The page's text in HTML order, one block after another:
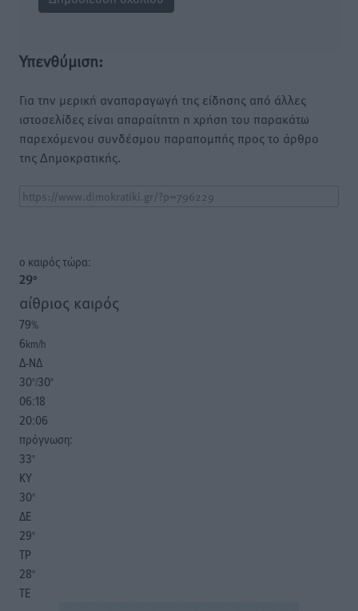
Υπενθύμιση:
Για την μερική αναπαραγωγή της είδησης από άλλες
ιστοσελίδες είναι απαραίτητη η χρήση του παρακάτω
παρεχόμενου συνδέσμου παραπομπής προς το άρθρο
της Δημοκρατικής.
o καιρός τώρα:
29°
αίθριος καιρός
79%
6km/h
Δ-ΝΔ
30°/30°
06:18
20:06
πρόγνωση:
33°
ΚΥ
30°
ΔΕ
29°
ΤΡ
28°
ΤΕ